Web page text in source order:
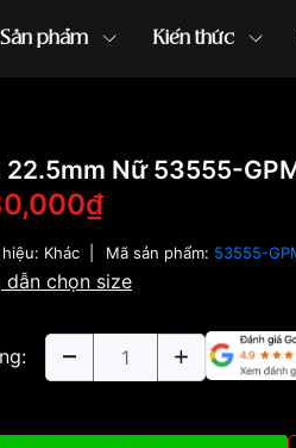
Sản phẩm Kiến thức
22.5mm Nữ 53555-
Khác Mã sản phẩm: 53555-
dẫn chọn size